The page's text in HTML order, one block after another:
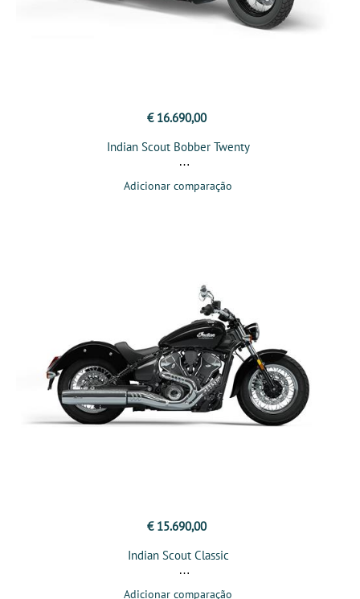
€ 16.690,00
Indian Scout Bobber Twenty
Adicionar comparação
€ 15.690,00
Indian Scout Classic
Adicionar comparação